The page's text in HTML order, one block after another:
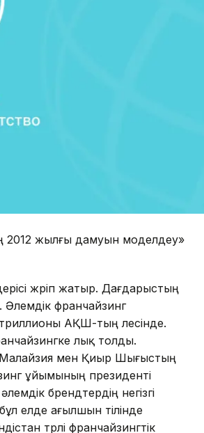
2012 жылғы дамуын моделдеу»
жүріп жатыр. Дағдарыстың
Әлемдік франчайзинг
АҚШ-тың үлесінде.
лық толды.
Малайзия мен Қиыр Шығыстың
ұйымының президенті
брендтердің негізгі
елде ағылшын тілінде
түрлі франчайзингтік